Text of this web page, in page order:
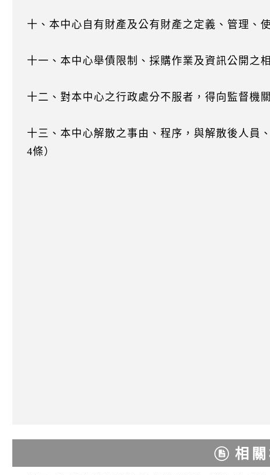
十、本中心自有財產及公有財產之定義、管理、
十一、本中心舉債限制、採購作業及資訊公開之
十二、對本中心之行政處分不服者，得向監督機
十三、本中心解散之事由、程序，與解散後人員
4條）
相